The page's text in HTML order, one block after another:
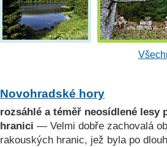
Novohradské hory
rozsáhlé a téměř neosídlené lesy
hranici — Velmi dobře zachovalá
rakouských hranic, jež byla po